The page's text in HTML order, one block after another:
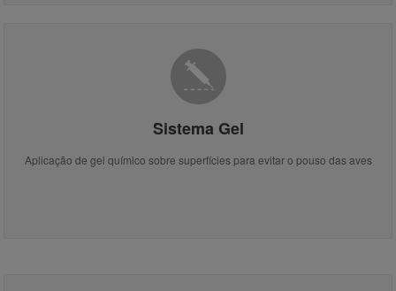
Sistema Gel
Aplicação de gel químico sobre superfícies para evitar o pouso das aves